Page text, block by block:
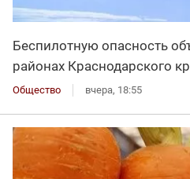
Беспилотную опасность
районах Краснодарского
Общество вчера, 18:55